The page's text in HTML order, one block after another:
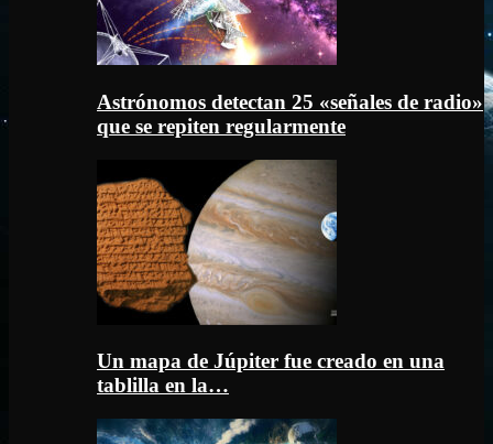
Astrónomos detectan 25 «señales de radio»
que se repiten regularmente
Un mapa de Júpiter fue creado en una
tablilla en la…